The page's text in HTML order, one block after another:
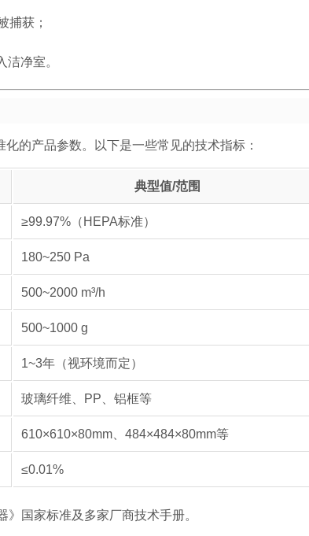
捕获；
洁净室。
的产品参数。以下是一些常见的技术指标：
典型值/范围
≥99.97%（HEPA标准）
180~250 Pa
500~2000 m³/h
500~1000 g
1~3年（视环境而定）
玻璃纤维、PP、铝框等
610×610×80mm、484×484×80mm等
≤0.01%
国家标准及多家厂商技术手册。